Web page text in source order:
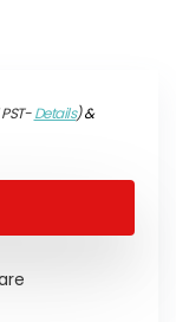
Details)&